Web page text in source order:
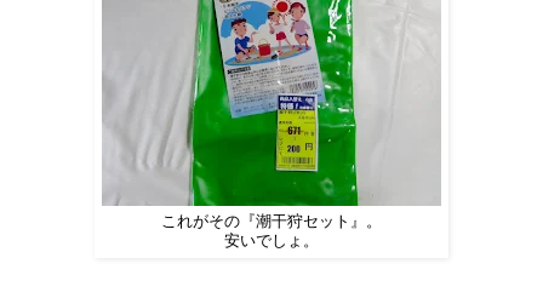
これがその『潮干狩セット』。
安いでしょ。